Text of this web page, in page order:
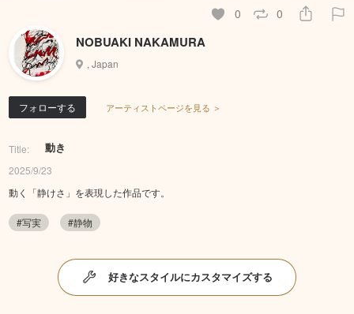
0 0
NOBUAKI NAKAMURA
, Japan
フォローする アーティストページを見る ＞
Title: 動き
2025/9/23
動く「静けさ」を表現した作品です。
#写実 #静物
好きなスタイルにカスタマイズする